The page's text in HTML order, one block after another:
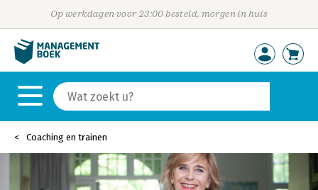
Op werkdagen voor 23:00 besteld, morgen in huis
Coaching en trainen